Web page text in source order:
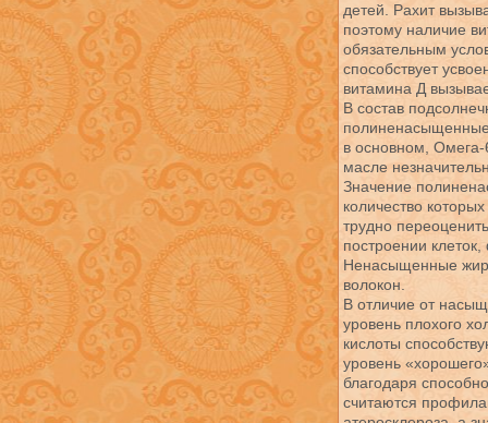
детей. Рахит
поэтому наличие
обязательным
способствует
витамина Д
В состав
в основном,
масле
Значение
количество
трудно
построении
Ненасыщенные
волокон.
В отличие от
уровень плохого
кислоты
уровень
благодаря
считаются